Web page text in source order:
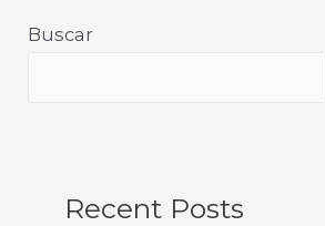
Buscar
Recent Posts